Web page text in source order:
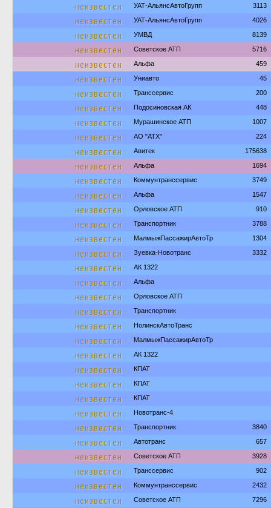
неизвестен УАТ-АльянсАвтоГрупп 3113
неизвестен УАТ-АльянсАвтоГрупп 4026
неизвестен УМВД 8139
неизвестен Советское АТП 5716
неизвестен Альфа 459
неизвестен Униавто 45
неизвестен Транссервис 200
неизвестен Подосиновская АК 448
неизвестен Мурашинское АТП 1007
неизвестен АО "АТХ" 224
неизвестен Авитек 175638
неизвестен Альфа 1694
неизвестен Коммунтранссервис 3749
неизвестен Альфа 1547
неизвестен Орловское АТП 910
неизвестен Транспортник 3788
неизвестен МалмыжПассажирАвтоТр 1304
неизвестен Зуевка-Новотранс 3332
неизвестен АК 1322
неизвестен Альфа
неизвестен Орловское АТП
неизвестен Транспортник
неизвестен НолинскАвтоТранс
неизвестен МалмыжПассажирАвтоТр
неизвестен АК 1322
неизвестен КПАТ
неизвестен КПАТ
неизвестен КПАТ
неизвестен Новотранс-4
неизвестен Транспортник 3840
неизвестен Автотранс 657
неизвестен Советское АТП 3928
неизвестен Транссервис 902
неизвестен Коммунтранссервис 2432
неизвестен Советское АТП 7296